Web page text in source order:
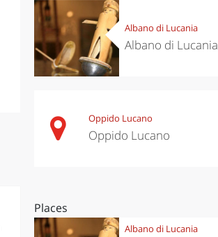
Albano di Lucania
Albano di Lucania
Oppido Lucano
Oppido Lucano
Places
Albano di Lucania